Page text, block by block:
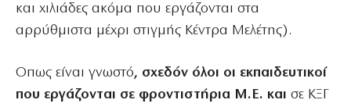
και χιλιάδες ακόμα που εργάζονται στα
αρρύθμιστα μέχρι στιγμής Κέντρα Μελέτης).
Οπως είναι γνωστό, σχεδόν όλοι οι εκπαιδευτικοί
που εργάζονται σε φροντιστήρια Μ.Ε. και σε ΚΞΓ